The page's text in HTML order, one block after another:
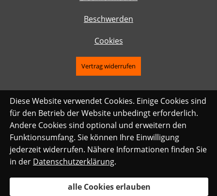
Beschwerden
Cookies
Vertrag widerrufen
Diese Website verwendet Cookies. Einige Cookies sind
für den Betrieb der Website unbedingt erforderlich.
Andere Cookies sind optional und erweitern den
Funktionsumfang. Sie können Ihre Einwilligung
jederzeit widerrufen. Nähere Informationen finden Sie
in der Datenschutzerklärung.
alle Cookies erlauben